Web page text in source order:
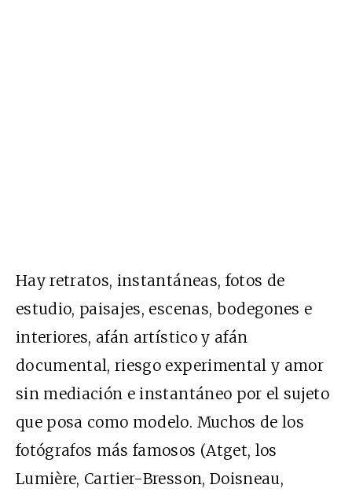
Hay retratos, instantáneas, fotos de
estudio, paisajes, escenas, bodegones e
interiores, afán artístico y afán
documental, riesgo experimental y amor
sin mediación e instantáneo por el sujeto
que posa como modelo. Muchos de los
fotógrafos más famosos (Atget, los
Lumière, Cartier-Bresson, Doisneau,